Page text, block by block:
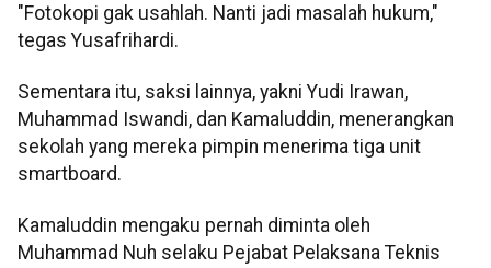
"Fotokopi gak usahlah. Nanti jadi masalah hukum,"
tegas Yusafrihardi.
Sementara itu, saksi lainnya, yakni Yudi Irawan,
Muhammad Iswandi, dan Kamaluddin, menerangkan
sekolah yang mereka pimpin menerima tiga unit
smartboard.
Kamaluddin mengaku pernah diminta oleh
Muhammad Nuh selaku Pejabat Pelaksana Teknis